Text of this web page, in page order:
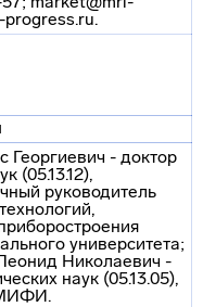
Георгиевич - доктор
(05.13.12),
руководитель
университета;
Николаевич -
наук (05.13.05),